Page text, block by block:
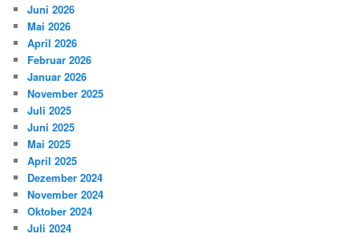
Juni 2026
Mai 2026
April 2026
Februar 2026
Januar 2026
November 2025
Juli 2025
Juni 2025
Mai 2025
April 2025
Dezember 2024
November 2024
Oktober 2024
Juli 2024